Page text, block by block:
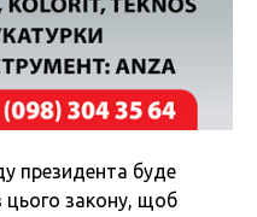
президента буде
цього закону, щоб